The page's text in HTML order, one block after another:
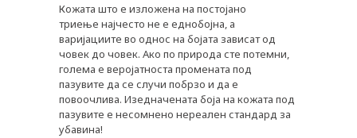
Кожата што е изложена на постојано
триење најчесто не е еднобојна, а
варијациите во однос на бојата зависат од
човек до човек. Ако по природа сте потемни,
голема е веројатноста промената под
пазувите да се случи побрзо и да е
повоочлива. Изедначената боја на кожата под
пазувите е несомнено нереален стандард за
убавина!